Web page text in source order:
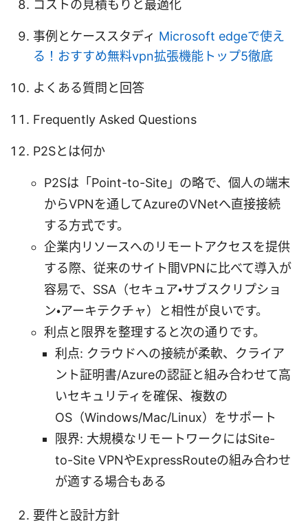
コストの見積もりと最適化
事例とケーススタディ Microsoft edgeで使え
る！おすすめ無料vpn拡張機能トップ5徹底
よくある質問と回答
Frequently Asked Questions
P2Sとは何か
P2Sは「Point-to-Site」の略で、個人の端末
からVPNを通してAzureのVNetへ直接接続
する方式です。
企業内リソースへのリモートアクセスを提供
する際、従来のサイト間VPNに比べて導入が
容易で、SSA（セキュア・サブスクリプショ
ン・アーキテクチャ）と相性が良いです。
利点と限界を整理すると次の通りです。
利点: クラウドへの接続が柔軟、クライア
ント証明書/Azureの認証と組み合わせて高
いセキュリティを確保、複数の
OS（Windows/Mac/Linux）をサポート
限界: 大規模なリモートワークにはSite-
to-Site VPNやExpressRouteの組み合わせ
が適する場合もある
要件と設計方針